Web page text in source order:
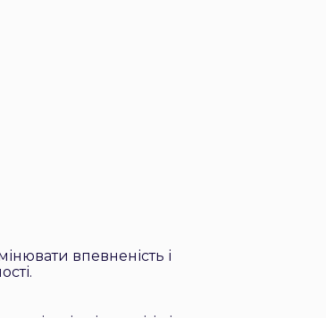
впевненість і